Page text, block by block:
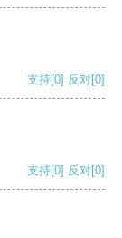
支持[0] 反对[0]
支持[0] 反对[0]